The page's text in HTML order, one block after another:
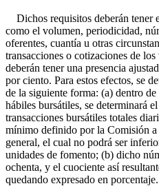
Dichos requisitos deberán tener
como el volumen, periodicidad,
oferentes, cuantía u otras
transacciones o cotizaciones de
deberán tener una presencia
por ciento. Para estos efectos, se
de la siguiente forma: (a) dentro
hábiles bursátiles, se determinará
transacciones bursátiles totales
mínimo definido por la Comisión a
general, el cual no podrá ser
unidades de fomento; (b) dicho
ochenta, y el cuociente así
quedando expresado en porcentaje.